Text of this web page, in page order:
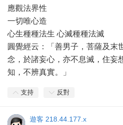
應觀法界性
一切唯心造
心生種種法生 心滅種種法滅
圓覺經云：「善男子，菩薩及末
念，於諸妄心，亦不息滅，住妄
知，不辨真實。」
支持 反對
遊客 218.44.177.x